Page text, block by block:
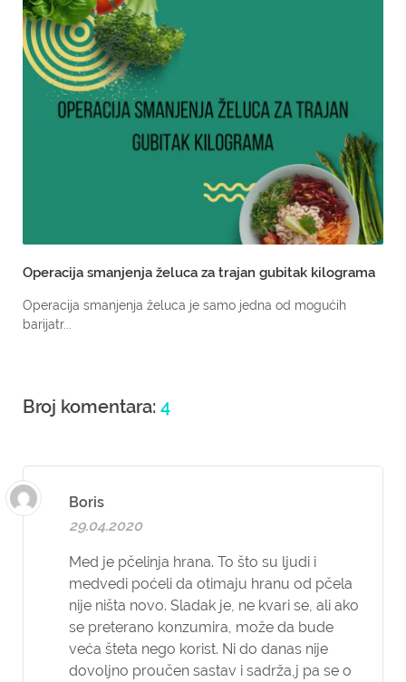
Operacija smanjenja želuca za trajan gubitak kilograma
Operacija smanjenja želuca je samo jedna od mogućih
barijatr...
Broj komentara: 4
Boris
29.04.2020
Med je pčelinja hrana. To što su ljudi i
medvedi poćeli da otimaju hranu od pčela
nije ništa novo. Sladak je, ne kvari se, ali ako
se preterano konzumira, može da bude
veća šteta nego korist. Ni do danas nije
dovoljno proučen sastav i sadrža,j pa se o